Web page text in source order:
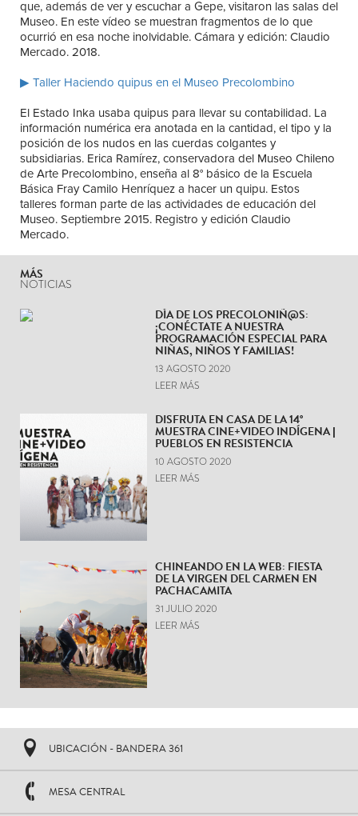
que, además de ver y escuchar a Gepe, visitaron las salas del
Museo. En este vídeo se muestran fragmentos de lo que
ocurrió en esa noche inolvidable. Cámara y edición: Claudio
Mercado. 2018.
▶ Taller Haciendo quipus en el Museo Precolombino
El Estado Inka usaba quipus para llevar su contabilidad. La
información numérica era anotada en la cantidad, el tipo y la
posición de los nudos en las cuerdas colgantes y
subsidiarias. Erica Ramírez, conservadora del Museo Chileno
de Arte Precolombino, enseña al 8° básico de la Escuela
Básica Fray Camilo Henríquez a hacer un quipu. Estos
talleres forman parte de las actividades de educación del
Museo. Septiembre 2015. Registro y edición Claudio
Mercado.
MÁS
NOTICIAS
DÍA DE LOS PRECOLONIÑ@S:
¡CONÉCTATE A NUESTRA
PROGRAMACIÓN ESPECIAL PARA
NIÑAS, NIÑOS Y FAMILIAS!
13 AGOSTO 2020
LEER MÁS
DISFRUTA EN CASA DE LA 14°
MUESTRA CINE+VIDEO INDÍGENA |
PUEBLOS EN RESISTENCIA
10 AGOSTO 2020
LEER MÁS
CHINEANDO EN LA WEB: FIESTA
DE LA VIRGEN DEL CARMEN EN
PACHACAMITA
31 JULIO 2020
LEER MÁS
UBICACIÓN - BANDERA 361
MESA CENTRAL